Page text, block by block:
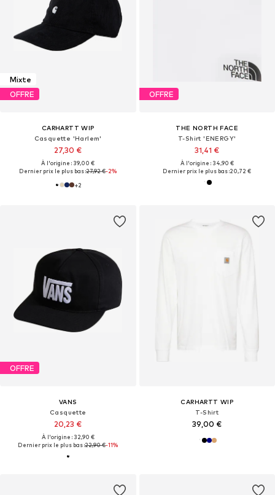
Mixte
OFFRE
CARHARTT WIP
Casquette 'Harlem'
27,30 €
À l'origine : 39,00 €
Dernier prix le plus bas :27,92 €-2%
+2
OFFRE
THE NORTH FACE
T-Shirt 'ENERGY'
31,41 €
À l'origine : 34,90 €
Dernier prix le plus bas :20,72 €
OFFRE
VANS
Casquette
20,23 €
À l'origine : 32,90 €
Dernier prix le plus bas :22,90 €-11%
CARHARTT WIP
T-Shirt
39,00 €